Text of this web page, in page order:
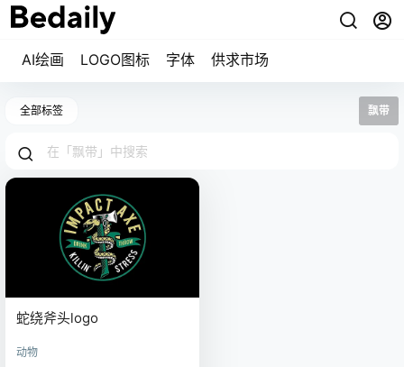
AI绘画 LOGO图标 字体 供求市场
全部标签 飘带
蛇绕斧头logo
动物